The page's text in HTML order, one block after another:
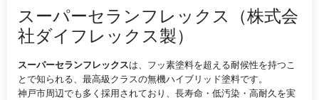
スーパーセランフレックス（株式会
社ダイフレックス製）
スーパーセランフレックスは、フッ素塗料を超える耐候性を持つこ
とで知られる、最高級クラスの無機ハイブリッド塗料です。
神戸市周辺でも多く採用されており、長寿命・低汚染・高耐久を実